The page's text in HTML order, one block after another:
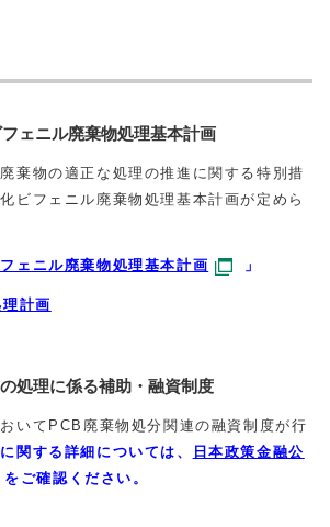
フェニル廃棄物処理基本計画
棄物の適正な処理の推進に関する特別措
ビフェニル廃棄物処理基本計画が定めら
ェニル廃棄物処理基本計画 」
計画
処理に係る補助・融資制度
いてPCB廃棄物処分関連の融資制度が行
関する詳細については、
日本政策金融公
をご確認ください。